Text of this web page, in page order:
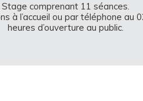
Stage comprenant 11 séances.
à l’accueil ou par téléphone au
heures d’ouverture au public.